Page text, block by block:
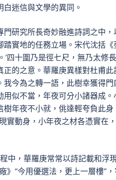
迷信與文學的異同。
研究所長奇妙融進詩詞之中
實地的任務立場。宋代沈括
’四十圍乃是徑七尺，無乃太修
的之意。華羅庚異樣對杜甫
今為之轉一語，此樹幸獲得
似不當，年夜可分小諸器成
年夜不小就，佻達輕夸負此
實動身，小年夜之材各憑實在
中，華羅庚常常以詩記載和
》“今用優選法，更上一層樓”